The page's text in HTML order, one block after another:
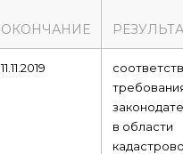
ОКОНЧАНИЕ
11.11.2019
в области